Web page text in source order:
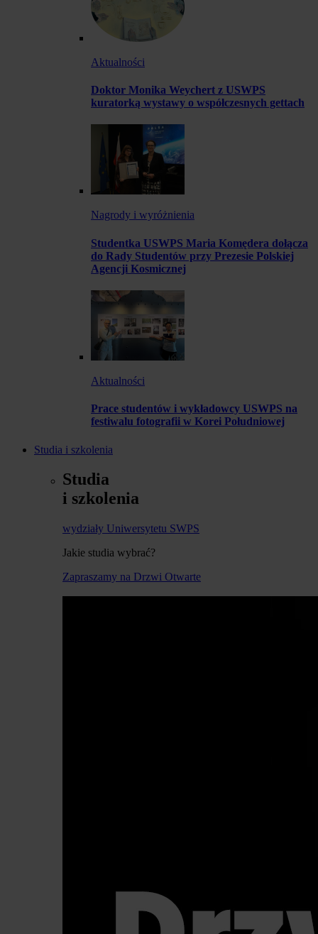
Aktualności
Doktor Monika Weychert z USWPS
kuratorką wystawy o współczesnych gettach
Nagrody i wyróżnienia
Studentka USWPS Maria Komędera dołącza
do Rady Studentów przy Prezesie Polskiej
Agencji Kosmicznej
Aktualności
Prace studentów i wykładowcy USWPS na
festiwalu fotografii w Korei Południowej
Studia i szkolenia
Studia
i szkolenia
wydziały Uniwersytetu SWPS
Jakie studia wybrać?
Zapraszamy na Drzwi Otwarte